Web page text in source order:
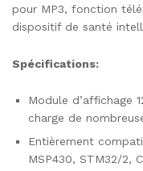
pour MP3, fonction
dispositif de santé
Spécifications:
Module d’affichage
charge de
Entièrement
MSP430, STM32/2,